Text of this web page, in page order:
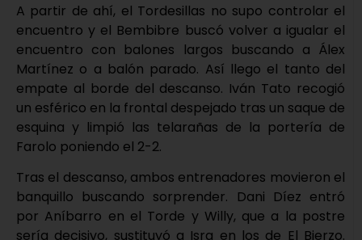
A partir de ahí, el Tordesillas no supo controlar el
encuentro y el Bembibre buscó volver a igualar el
encuentro con balones largos buscando a Álex
Martínez o a balón parado. Así llego el tanto del
empate al borde del descanso. Iván Tato recogió
un esférico en la frontal despejado tras un saque de
esquina y limpió las telarañas de la portería de
Farolo poniendo el 2-2.
Tras el descanso, ambos entrenadores movieron el
banquillo buscando sorprender. Dani Díez entró
por Aníbarro en el Torde y Willy, que a la postre
sería decisivo, sustituyó a Isra en los de El Bierzo.